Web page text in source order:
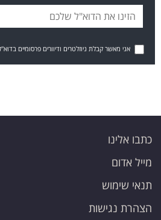
אני מאשר קבלת ניוזלטרים ודיוורים פרסומיים
כתבו אלינו
מייל אדום
תנאי שימוש
הצהרת נגישות